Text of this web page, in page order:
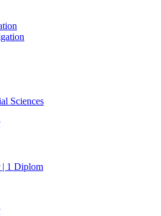
Sciences
| 1 Diplom